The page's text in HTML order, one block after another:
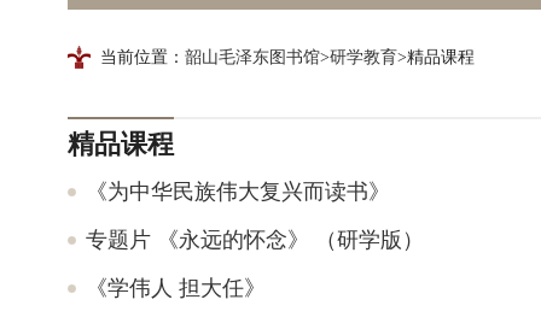
当前位置： 韶山毛泽东图书馆>研学教育>精品课程
精品课程
《为中华民族伟大复兴而读书》
专题片 《永远的怀念》 （研学版）
《学伟人 担大任》